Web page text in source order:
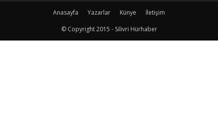
Anasayfa Yazarlar Künye
İletişim
© Copyright 2015 - Silivri Hürhaber